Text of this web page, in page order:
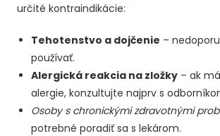
určité kontraindikácie:
Tehotenstvo a dojčenie –
používať.
Alergická reakcia na zložky – ak
alergie, konzultujte najprv s
Osoby s chronickými zdravotnými
potrebné poradiť sa s lekárom.